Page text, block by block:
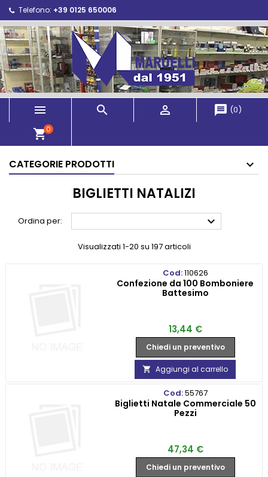
Telefono: +39 0125 650006
   message (0)
shopping_cart0
CATEGORIE PRODOTTI
BIGLIETTI NATALIZI
Ordina per: 
Visualizzati 1-20 su 197 articoli
Cod:110626
Confezione da 100 Bomboniere
Battesimo
Prezzo
13,44 €
Chiedi un preventivo
 Aggiungi al carrello
Cod:55767
Biglietti Natale Commerciale 50
Pezzi
Prezzo
47,34 €
Chiedi un preventivo